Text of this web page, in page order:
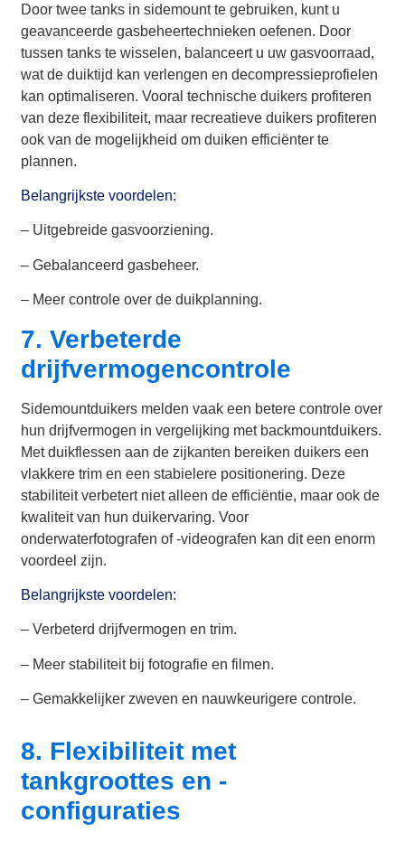
Door twee tanks in sidemount te gebruiken, kunt u
geavanceerde gasbeheertechnieken oefenen. Door
tussen tanks te wisselen, balanceert u uw gasvoorraad,
wat de duiktijd kan verlengen en decompressieprofielen
kan optimaliseren. Vooral technische duikers profiteren
van deze flexibiliteit, maar recreatieve duikers profiteren
ook van de mogelijkheid om duiken efficiënter te
plannen.
Belangrijkste voordelen:
– Uitgebreide gasvoorziening.
– Gebalanceerd gasbeheer.
– Meer controle over de duikplanning.
7. Verbeterde
drijfvermogencontrole
Sidemountduikers melden vaak een betere controle over
hun drijfvermogen in vergelijking met backmountduikers.
Met duikflessen aan de zijkanten bereiken duikers een
vlakkere trim en een stabielere positionering. Deze
stabiliteit verbetert niet alleen de efficiëntie, maar ook de
kwaliteit van hun duikervaring. Voor
onderwaterfotografen of -videografen kan dit een enorm
voordeel zijn.
Belangrijkste voordelen:
– Verbeterd drijfvermogen en trim.
– Meer stabiliteit bij fotografie en filmen.
– Gemakkelijker zweven en nauwkeurigere controle.
8. Flexibiliteit met
tankgroottes en -
configuraties